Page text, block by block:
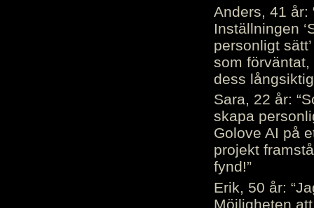
Anders, 41 år:
Inställningen
personligt
som
dess
Sara, 22 år:
skapa
Golove AI på
projekt
fynd!”
Erik, 50 år:
Möjligheten